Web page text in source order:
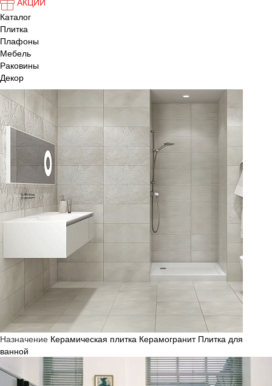
Каталог
Плитка
Плафоны
Мебель
Раковины
Декор
Назначение Керамическая плитка Керамогранит Плитка для
ванной